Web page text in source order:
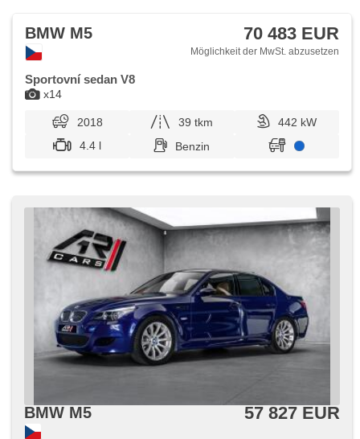
x14
BMW M5 70 483 EUR
Möglichkeit der MwSt. abzusetzen
Sportovní sedan V8
2018 39 tkm
442 kW
4.4 l
Benzin
BMW M5 57 827 EUR